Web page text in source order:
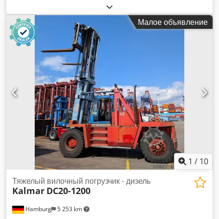
стол, опорная конструкция. Crjdpfxezru Tmo Aciof –
Опорная конструкция: рабочий стол с трубчатой рамой и
монтажными пластинами для роликовых опор. – Ширина:
1200 мм. – Глубина: 800 мм. – Высота: 720 мм. –
Количество: имеется 1 верстак. – Вес: 29 кг.
Малое объявление
1 / 10
Hamburg 5 253 km
Тяжелый вилочный погрузчик - дизель
Kalmar DC20-1200